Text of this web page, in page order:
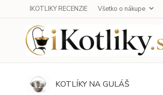
IKOTLIKY RECENZIE Všetko o nákupe
KOTLÍKY NA GULÁŠ